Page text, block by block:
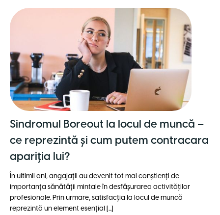
Sindromul Boreout la locul de muncă –
ce reprezintă şi cum putem contracara
apariţia lui?
În ultimii ani, angajații au devenit tot mai conştienţi de
importanţa sănătăţii mintale în desfăşurarea activităţilor
profesionale. Prin urmare, satisfacția la locul de muncă
reprezintă un element esențial [...]